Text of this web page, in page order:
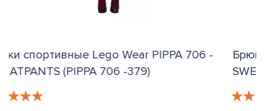
Брюки спортивные Lego Wear PIPPA 706 -
SWEATPANTS (PIPPA 706 -379)